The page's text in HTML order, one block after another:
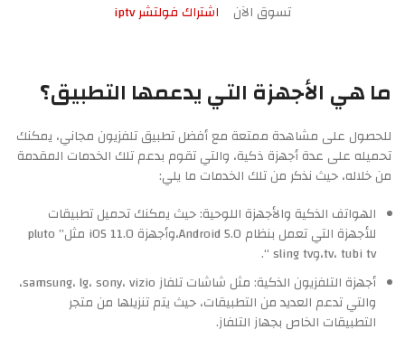
تسوق الآن اشتراك فولتشر iptv
ما هي الأجهزة التي يدعمها التطبيق؟
للحصول على مشاهدة ممتعة مع أفضل تطبيق تلفزيون مجاني، يمكنك
تحميله على عدة أجهزة ذكية، والتي تقوم بدعم تلك الخدمات المقدمة
من خلاله، حيث نذكر من تلك الخدمات ما يلي:
الهواتف الذكية والأجهزة اللوحية: حيث يمكنك تحميل تطبيقات
للأجهزة التي تعمل بنظام Android 5.0،وأجهزة iOS 11.0 مثل” pluto
tv، tubi tv،وsling tv “.
أجهزة التلفزيون الذكية: مثل شاشات تلفاز samsung، lg، sony، vizio،
والتي تدعم العديد من التطبيقات، حيث يتم تنزيلها من متجر
التطبيقات الخاص بجهاز التلفاز.